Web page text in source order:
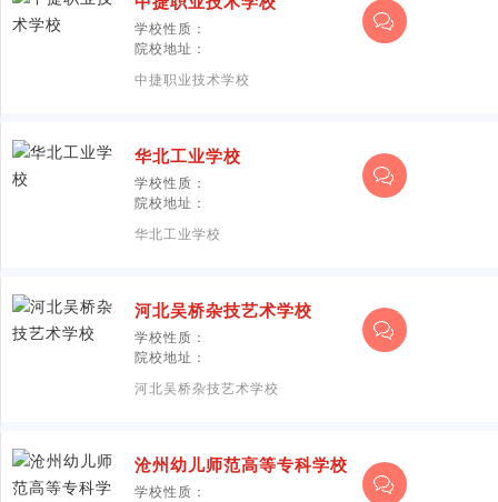
学校性质：
院校地址：
中捷职业技术学校
华北工业学校
学校性质：
院校地址：
华北工业学校
河北吴桥杂技艺术学校
学校性质：
院校地址：
河北吴桥杂技艺术学校
沧州幼儿师范高等专科学校
学校性质：